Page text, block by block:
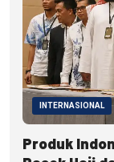
INTERNASIONAL
Produk